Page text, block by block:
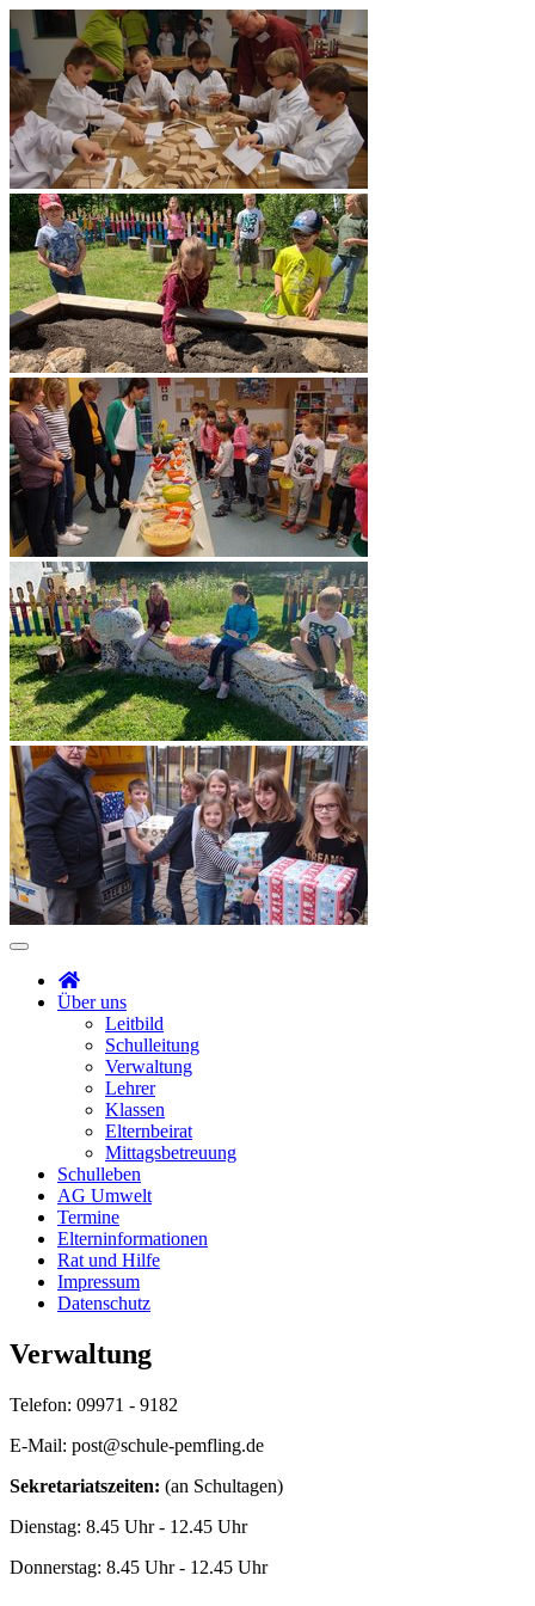
Über uns
Leitbild
Schulleitung
Verwaltung
Lehrer
Klassen
Elternbeirat
Mittagsbetreuung
Schulleben
AG Umwelt
Termine
Elterninformationen
Rat und Hilfe
Impressum
Datenschutz
Verwaltung
Telefon: 09971 - 9182
E-Mail: post@schule-pemfling.de
Sekretariatszeiten: (an Schultagen)
Dienstag: 8.45 Uhr - 12.45 Uhr
Donnerstag: 8.45 Uhr - 12.45 Uhr